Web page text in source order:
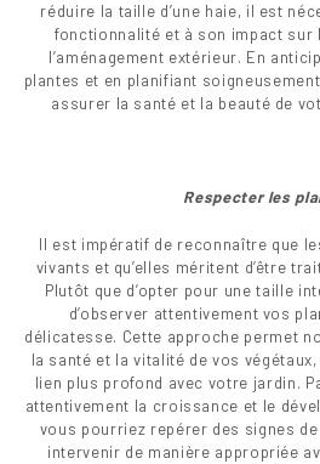
réduire la taille d’une haie, il est
fonctionnalité et à son impact sur
l’aménagement extérieur. En
plantes et en planifiant
assurer la santé et la beauté de
Respecter les
Il est impératif de reconnaître que
vivants et qu’elles méritent d’être
Plutôt que d’opter pour une taille
d’observer attentivement vos
délicatesse. Cette approche permet
la santé et la vitalité de vos
lien plus profond avec votre jardin.
attentivement la croissance et le
vous pourriez repérer des signes
intervenir de manière appropriée